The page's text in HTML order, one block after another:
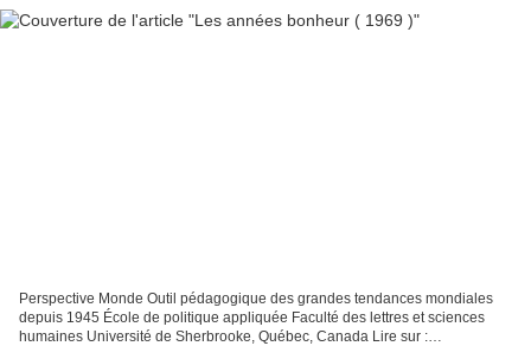
Perspective Monde Outil pédagogique des grandes tendances mondiales
depuis 1945 École de politique appliquée Faculté des lettres et sciences
humaines Université de Sherbrooke, Québec, Canada Lire sur :